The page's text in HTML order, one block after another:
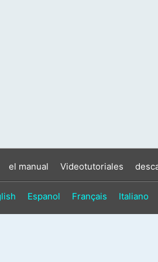
el manual Videotutoriales
Espanol Français Italiano